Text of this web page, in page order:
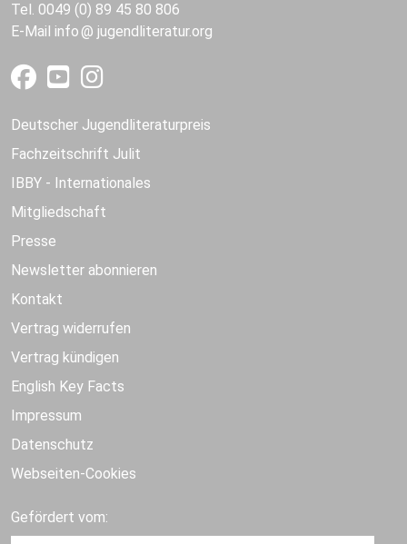
Tel. 0049 (0) 89 45 80 806
E-Mail info jugendliteratur.org
Deutscher Jugendliteraturpreis
Fachzeitschrift Julit
IBBY - Internationales
Mitgliedschaft
Presse
Newsletter abonnieren
Kontakt
Vertrag widerrufen
Vertrag kündigen
English Key Facts
Impressum
Datenschutz
Webseiten-Cookies
Gefördert vom: